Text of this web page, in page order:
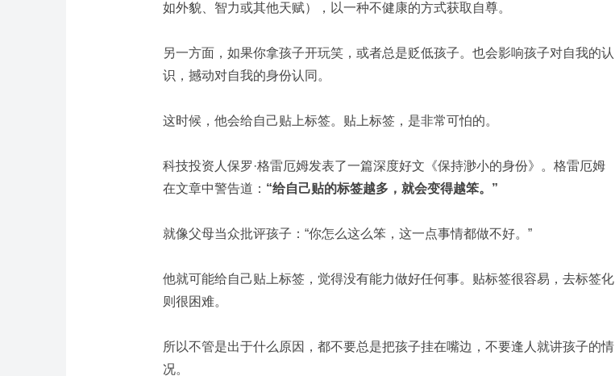
如外貌、智力或其他天赋），以一种不健康的方式获取自尊。
另一方面，如果你拿孩子开玩笑，或者总是贬低孩子。也会影响孩子对自我的认
识，撼动对自我的身份认同。
这时候，他会给自己贴上标签。贴上标签，是非常可怕的。
科技投资人保罗·格雷厄姆发表了一篇深度好文《保持渺小的身份》。格雷厄姆
在文章中警告道： “给自己贴的标签越多，就会变得越笨。”
就像父母当众批评孩子：“你怎么这么笨，这一点事情都做不好。”
他就可能给自己贴上标签，觉得没有能力做好任何事。贴标签很容易，去标签化
则很困难。
所以不管是出于什么原因，都不要总是把孩子挂在嘴边，不要逢人就讲孩子的情
况。